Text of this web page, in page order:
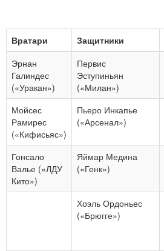
Вратари Защитники
Эрнан
Галиндес
(«Уракан»)
Первис
Эступиньян
(«Милан»)
Мойсес
Рамирес
(«Кифисьяс»)
Пьеро Инкапье
(«Арсенал»)
Гонсало
Валье («ЛДУ
Кито»)
Яймар Медина
(«Генк»)
Хоэль Ордоньес
(«Брюгге»)